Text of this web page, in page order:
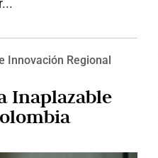
Innovación Regional
Inaplazable